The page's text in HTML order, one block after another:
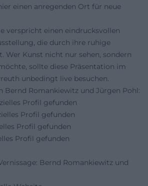
einen anregenden Ort für neue
verspricht einen eindrucksvollen
die durch ihre ruhige
Wer Kunst nicht nur sehen, sondern
sollte diese Präsentation im
unbedingt live besuchen.
Bernd Romankiewitz und Jürgen Pohl:
Profil gefunden
Profil gefunden
Profil gefunden
Profil gefunden
Bernd Romankiewitz und